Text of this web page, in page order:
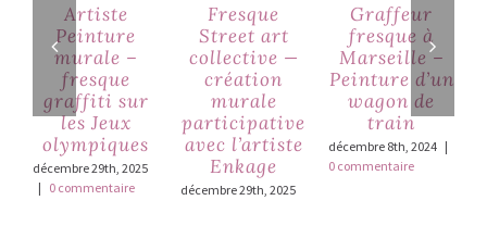
Artiste
Peinture
murale –
fresque
graffiti sur
les Jeux
olympiques
décembre 29th, 2025
| 0 commentaire
Fresque
Street art
collective —
création
murale
participative
avec l’artiste
Enkage
décembre 29th, 2025
Graffeur
fresque à
Marseille –
Peinture d’un
wagon de
train
décembre 8th, 2024 |
0 commentaire